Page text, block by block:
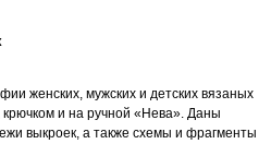
женских, мужских и детских вязаных
и на ручной «Нева». Даны
выкроек, а также схемы и фрагменты